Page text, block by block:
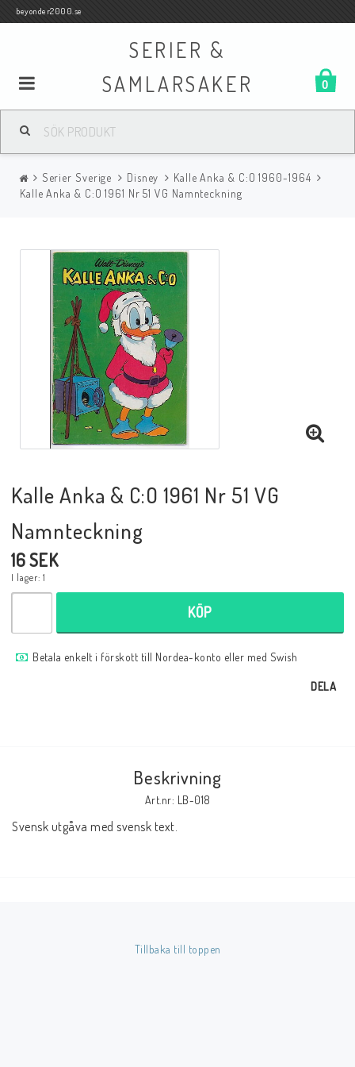
beyonder2000.se
SERIER &
SAMLARSAKER
0
Samlar- och Spelkort
Serier
Böcker
Musik
Mynt och Sedlar
Samlartillbehör
Serier Sverige
Serier USA
Inkl. Moms
Serier Sverige Disney
Kalle Anka & C:O 1960-1964
Kalle Anka & C:O 1961 Nr 51 VG Namnteckning
Kalle Anka & C:O 1961 Nr 51 VG
Namnteckning
16 SEK
I lager: 1
KÖP
Betala enkelt i förskott till Nordea-konto eller med Swish
DELA
Beskrivning
Art.nr: LB-018
Svensk utgåva med svensk text.
Tillbaka till toppen